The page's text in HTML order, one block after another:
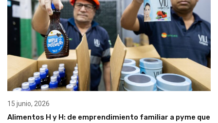
15 junio, 2026
Alimentos H y H: de emprendimiento familiar a pyme que